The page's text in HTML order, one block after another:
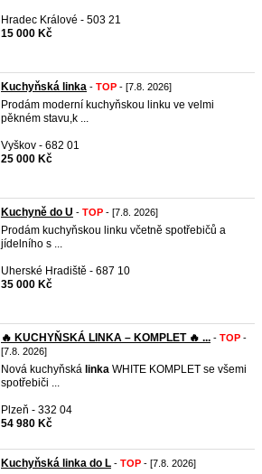
Hradec Králové - 503 21
15 000 Kč
Kuchyňská linka - TOP - [7.8. 2026]
Prodám moderní kuchyňskou linku ve velmi
pěkném stavu,k ...
Vyškov - 682 01
25 000 Kč
Kuchyně do U - TOP - [7.8. 2026]
Prodám kuchyňskou linku včetně spotřebičů a
jídelního s ...
Uherské Hradiště - 687 10
35 000 Kč
🔥 KUCHYŇSKÁ LINKA – KOMPLET 🔥 ... - TOP -
[7.8. 2026]
Nová kuchyňská linka WHITE KOMPLET se všemi
spotřebiči ...
Plzeň - 332 04
54 980 Kč
Kuchyňská linka do L - TOP - [7.8. 2026]